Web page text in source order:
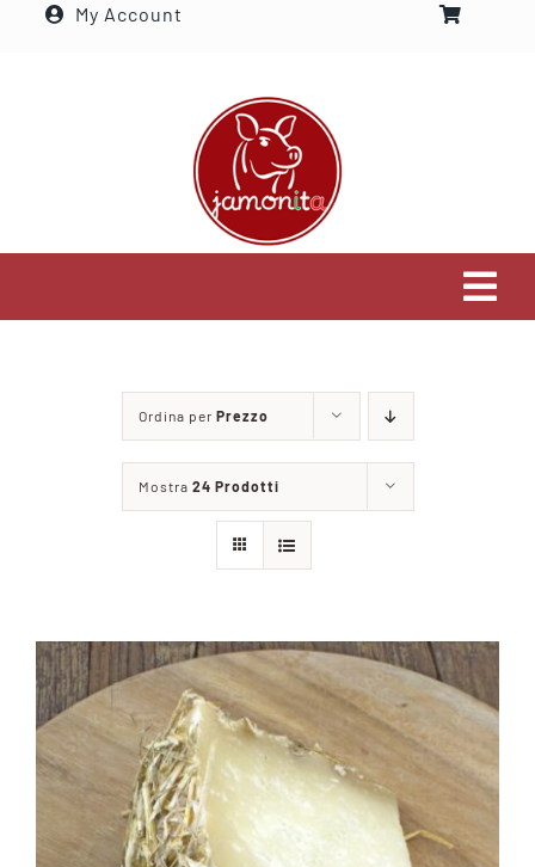
Salta
My Account
Settori che serviamo
Visita il nostro shop
Blog
Contattaci
Ordina per Prezzo
Mostra 24 Prodotti